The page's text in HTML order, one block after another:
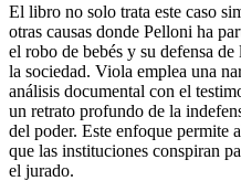
El libro no solo trata este caso
otras causas donde Pelloni ha
el robo de bebés y su defensa
la sociedad. Viola emplea una
análisis documental con el
un retrato profundo de la
del poder. Este enfoque permite
que las instituciones conspiran
el jurado.